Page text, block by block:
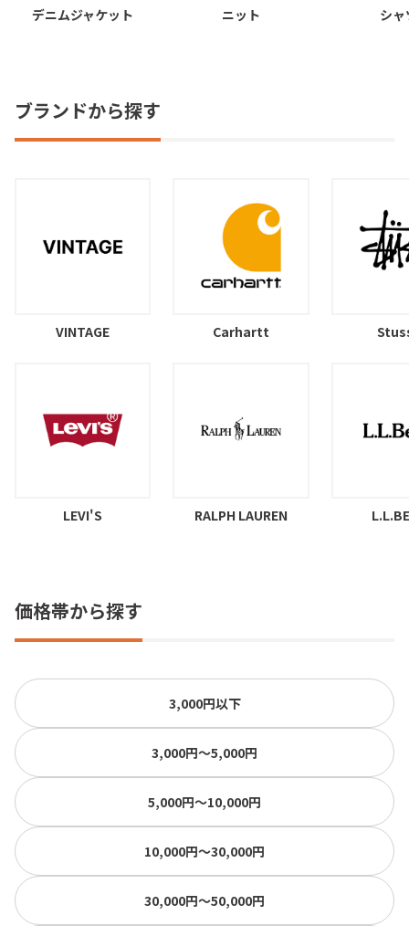
デニムジャケット ニット シャ
ブランドから探す
VINTAGE Carhartt
LEVI'S RALPH LAUREN
価格帯から探す
3,000円以下
3,000円〜5,000円
5,000円〜10,000円
10,000円〜30,000円
30,000円〜50,000円